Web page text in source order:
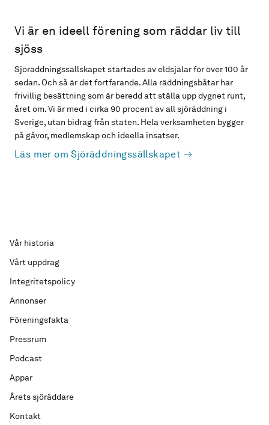
Vi är en ideell förening som räddar liv till
sjöss
Sjöräddningssällskapet startades av eldsjälar för över 100 år
sedan. Och så är det fortfarande. Alla räddningsbåtar har
frivillig besättning som är beredd att ställa upp dygnet runt,
året om. Vi är med i cirka 90 procent av all sjöräddning i
Sverige, utan bidrag från staten. Hela verksamheten bygger
på gåvor, medlemskap och ideella insatser.
Läs mer om Sjöräddningssällskapet
Vår historia
Vårt uppdrag
Integritetspolicy
Annonser
Föreningsfakta
Pressrum
Podcast
Appar
Årets sjöräddare
Kontakt